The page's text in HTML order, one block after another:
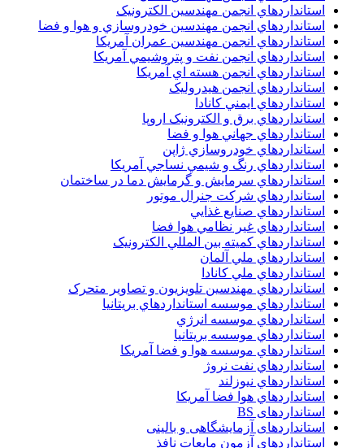
استانداردهاي انجمن مهندسين الکترونيک
استانداردهاي انجمن مهندسين خودروسازي و هوا و فضا
استانداردهاي انجمن مهندسين عمران آمريکا
استانداردهاي انجمن نفت و پتروشيمي آمريکا
استانداردهاي انجمن هسته اي آمريکا
استانداردهاي انجمن هيدروليک
استانداردهاي ايمني کانادا
استانداردهاي برق و الکترونبک اروپا
استانداردهاي جهاني هوا و فضا
استانداردهاي خودروسازي ژاپن
استانداردهاي رنگ و شيمي نساجي آمريکا
استانداردهاي سرمايش و گرمايش دما در ساختمان
استانداردهاي شرکت جنرال موتور
استانداردهاي صنايع غذايي
استانداردهاي غير نظامي هوا فضا
استانداردهاي کميته بين المللي الکترونيک
استانداردهاي ملي آلمان
استانداردهاي ملي کانادا
استانداردهاي مهندسين تلويزيون و تصاوير متحرک
استانداردهاي موسسه استانداردهاي بريتانيا
استانداردهاي موسسه انرژي
استانداردهاي موسسه بريتانيا
استانداردهاي موسسه هوا و فضا آمريکا
استانداردهاي نفت نروژ
استانداردهاي نيوزلند
استانداردهاي هوا فضا آمريکا
استانداردهای BS
استانداردهای آزمایشگاهی و بالینی
استانداردهای آزمون مایعات نافذ